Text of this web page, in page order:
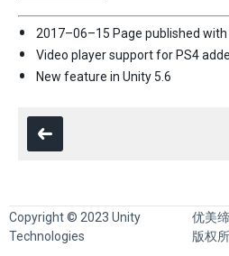
2017–06–15 Page published
Video player support for PS4
New feature in Unity 5.6
Copyright © 2023 Unity
Technologies
优美
版权